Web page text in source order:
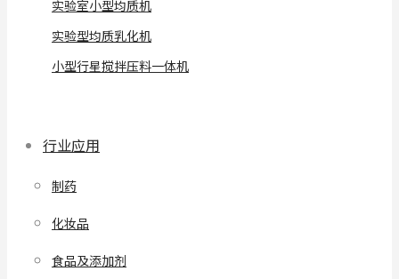
实验室小型均质机
实验型均质乳化机
小型行星搅拌压料一体机
行业应用
制药
化妆品
食品及添加剂